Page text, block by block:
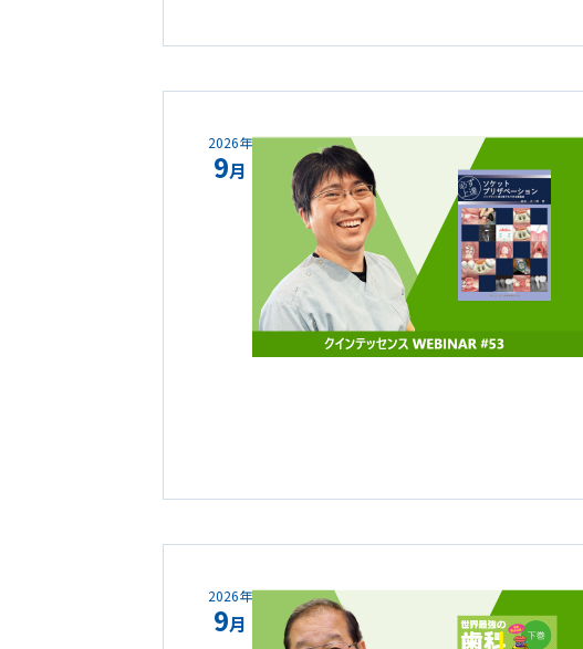
2026年
9月
2026年
9月